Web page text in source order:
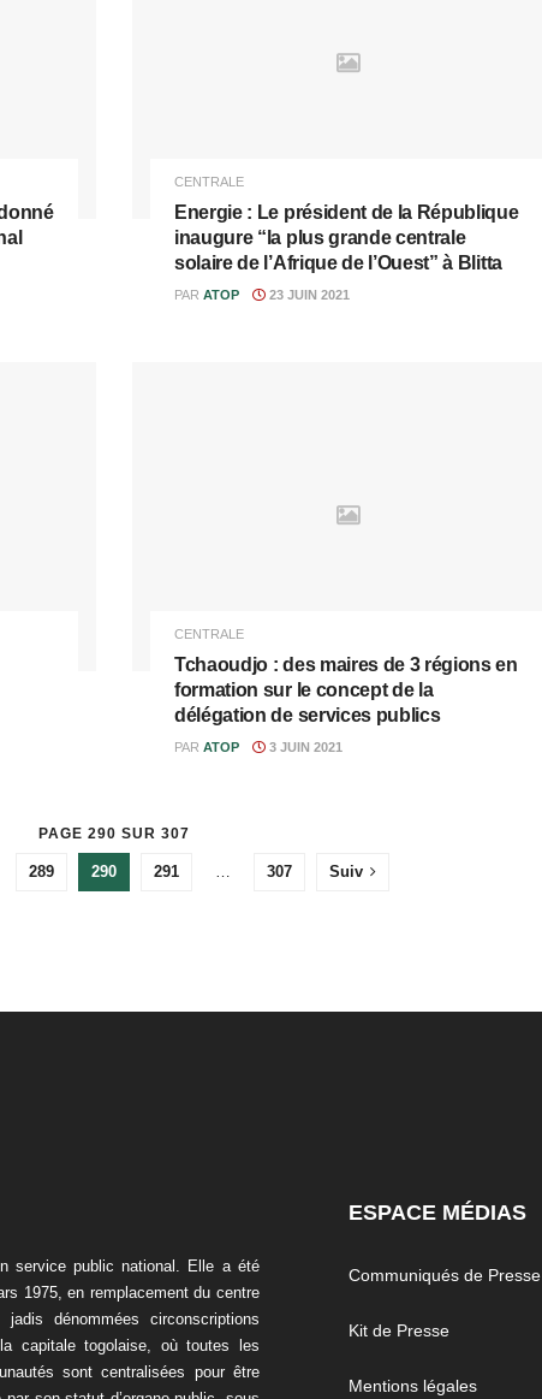
CENTRALE
Energie : Le président de la République
inaugure “la plus grande centrale
solaire de l’Afrique de l’Ouest” à Blitta
PAR ATOP 23 JUIN 2021
CENTRALE
Tchaoudjo : des maires de 3 régions en
formation sur le concept de la
délégation de services publics
PAR ATOP 3 JUIN 2021
PAGE 290 SUR 307
289 290 291 … 307 Suiv
service public national. Elle a été
1975, en remplacement du centre
dénommées circonscriptions
capitale togolaise, où toutes les
sont centralisées pour être
ESPACE MÉDIAS
Communiqués de Presse
Kit de Presse
Mentions légales